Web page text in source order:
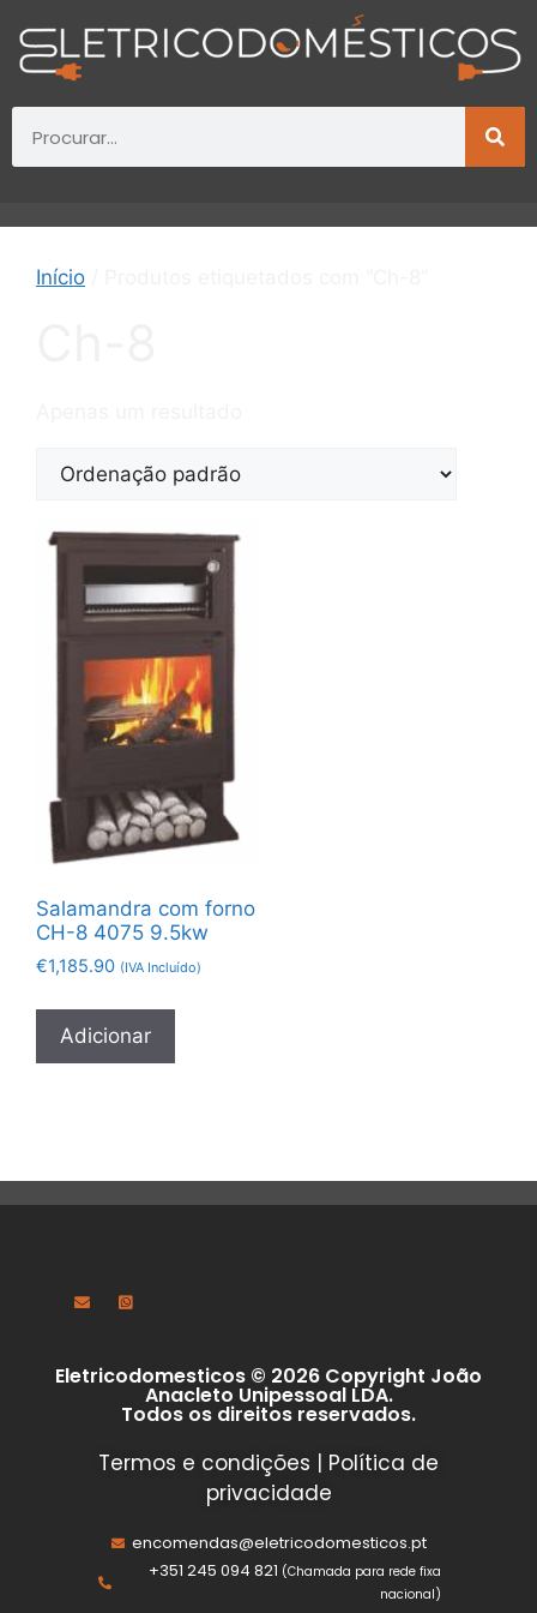
Início
Salamandra com forno
CH-8 4075 9.5kw
€1,185.90 (IVA Incluído)
Adicionar
Eletricodomesticos © 2026 Copyright João
Anacleto Unipessoal LDA.
Todos os direitos reservados.
Termos e condições | Política de
privacidade
encomendas@eletricodomesticos.pt
+351 245 094 821 (Chamada para rede fixa
nacional)